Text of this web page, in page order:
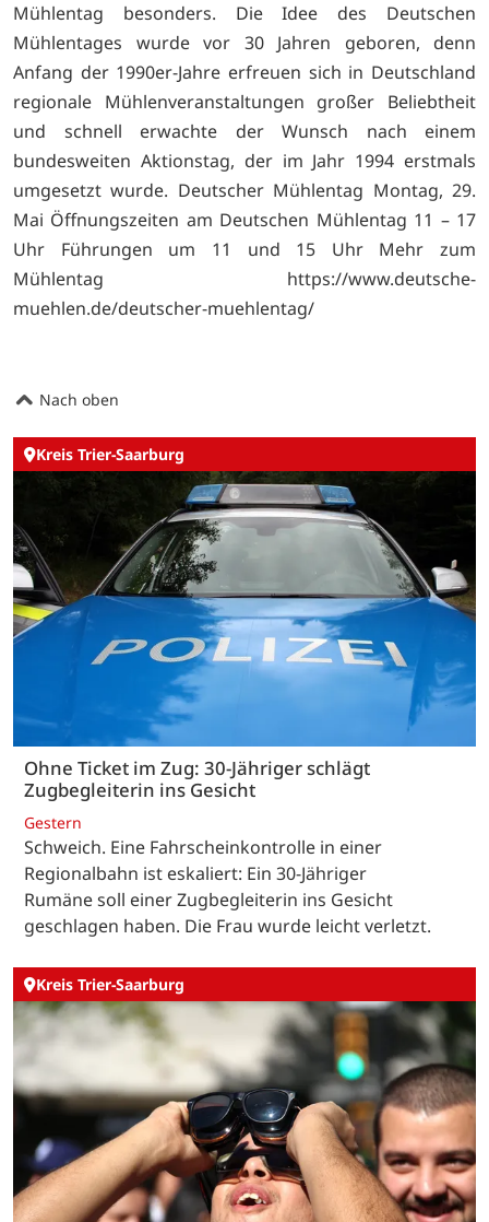
Mühlentag besonders. Die Idee des Deutschen
Mühlentages wurde vor 30 Jahren geboren, denn
Anfang der 1990er-Jahre erfreuen sich in Deutschland
regionale Mühlenveranstaltungen großer Beliebtheit
und schnell erwachte der Wunsch nach einem
bundesweiten Aktionstag, der im Jahr 1994 erstmals
umgesetzt wurde. Deutscher Mühlentag Montag, 29.
Mai Öffnungszeiten am Deutschen Mühlentag 11 – 17
Uhr Führungen um 11 und 15 Uhr Mehr zum
Mühlentag https://www.deutsche-
muehlen.de/deutscher-muehlentag/
Nach oben
Kreis Trier-Saarburg
Ohne Ticket im Zug: 30-Jähriger schlägt
Zugbegleiterin ins Gesicht
Gestern
Schweich. Eine Fahrscheinkontrolle in einer
Regionalbahn ist eskaliert: Ein 30-Jähriger
Rumäne soll einer Zugbegleiterin ins Gesicht
geschlagen haben. Die Frau wurde leicht verletzt.
Kreis Trier-Saarburg